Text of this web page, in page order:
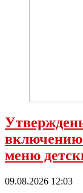
меню
09.08.2026 12:03